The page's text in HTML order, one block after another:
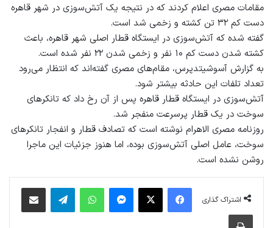
مقامات مصری اعلام کردند که در نتیجه یک آتش‌سوزی در شهر قاهره
دست کم ۳۲ تن کشته و زخمی شد است.
گفته شده که آتش‌سوزی در ایستگاه قطار اصلی شهر قاهره، باعث
کشته شدن دست‌ کم ۱۰ نفر و زخمی شدن ۲۲ نفر شده است.
به گزارش آسوشیتدپرس، مقام‌های مصری گفته‌اند که انتظار می‌رود
تعداد تلفات این حادثه بیشتر شود.
آتش‌سوزی در ایستگاه قطار قاهره پس از آن رخ داد که تانکرهای
سوخت در یک قطار پرسرعت منفجر شد.
روزنامه مصری الاهرام نوشته است که تصادف قطار و انفجار تانکرهای
سوخت، عامل اصلی آتش‌سوزی بوده، اما هنوز جزئیات این ماجرا
روشن نشده است.
اشتراک گذاری
فیس بوک X پیام رسان واتس آپ تلگرام اشتراک گذاری از طریق ایمیل
چاپ